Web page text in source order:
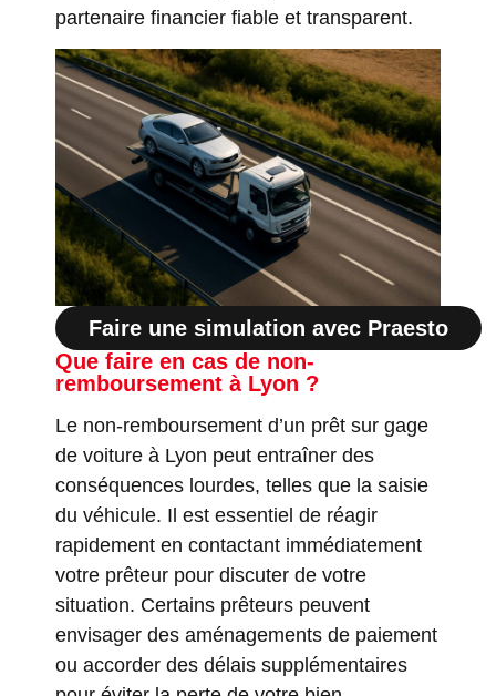
partenaire financier fiable et transparent.
Faire une simulation avec Praesto
Que faire en cas de non-
remboursement à Lyon ?
Le non-remboursement d’un prêt sur gage
de voiture à Lyon peut entraîner des
conséquences lourdes, telles que la saisie
du véhicule. Il est essentiel de réagir
rapidement en contactant immédiatement
votre prêteur pour discuter de votre
situation. Certains prêteurs peuvent
envisager des aménagements de paiement
ou accorder des délais supplémentaires